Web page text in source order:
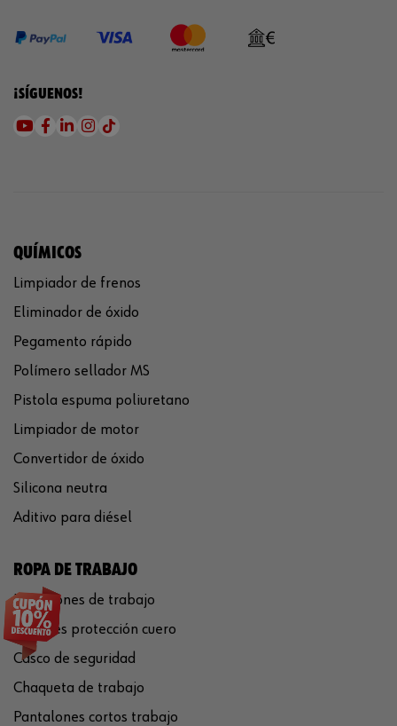
¡SÍGUENOS!
QUÍMICOS
Limpiador de frenos
Eliminador de óxido
Pegamento rápido
Polímero sellador MS
Pistola espuma poliuretano
Limpiador de motor
Convertidor de óxido
Silicona neutra
Aditivo para diésel
ROPA DE TRABAJO
Pantalones de trabajo
Guantes protección cuero
Casco de seguridad
Chaqueta de trabajo
Pantalones cortos trabajo